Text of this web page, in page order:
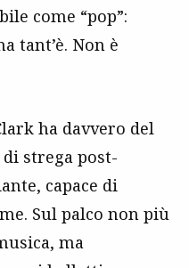
come “pop”:
tant’è. Non è
ha davvero del
strega post-
capace di
Sul palco non più
ma